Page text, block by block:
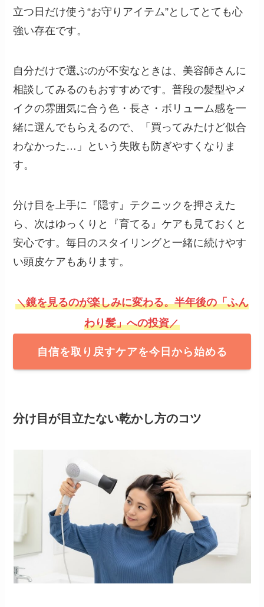
立つ日だけ使う“お守りアイテム”としてとても心
強い存在です。
自分だけで選ぶのが不安なときは、美容師さんに
相談してみるのもおすすめです。普段の髪型やメ
イクの雰囲気に合う色・長さ・ボリューム感を一
緒に選んでもらえるので、「買ってみたけど似合
わなかった…」という失敗も防ぎやすくなりま
す。
分け目を上手に『隠す』テクニックを押さえた
ら、次はゆっくりと『育てる』ケアも見ておくと
安心です。毎日のスタイリングと一緒に続けやす
い頭皮ケアもあります。
＼鏡を見るのが楽しみに変わる。半年後の「ふん
わり髪」への投資／
自信を取り戻すケアを今日から始める
分け目が目立たない乾かし方のコツ